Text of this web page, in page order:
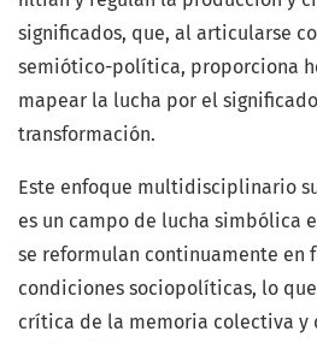
significados, que, al articularse
semiótico-política, proporciona
mapear la lucha por el
transformación.
Este enfoque multidisciplinario
es un campo de lucha simbólica
se reformulan continuamente en
condiciones sociopolíticas, lo
crítica de la memoria colectiva y